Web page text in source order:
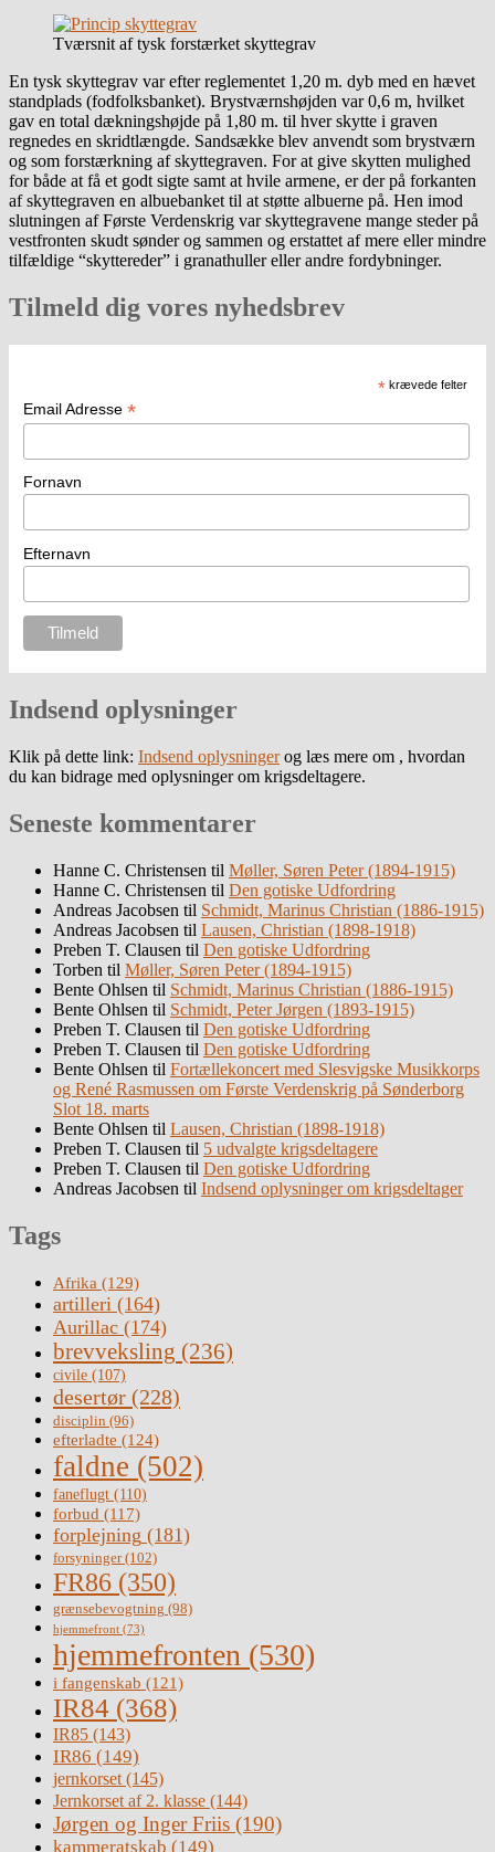
Tværsnit af tysk forstærket skyttegrav
En tysk skyttegrav var efter reglementet 1,20 m. dyb med en hævet
standplads (fodfolksbanket). Brystværnshøjden var 0,6 m, hvilket
gav en total dækningshøjde på 1,80 m. til hver skytte i graven
regnedes en skridtlængde. Sandsække blev anvendt som brystværn
og som forstærkning af skyttegraven. For at give skytten mulighed
for både at få et godt sigte samt at hvile armene, er der på forkanten
af skyttegraven en albuebanket til at støtte albuerne på. Hen imod
slutningen af Første Verdenskrig var skyttegravene mange steder på
vestfronten skudt sønder og sammen og erstattet af mere eller mindre
tilfældige “skyttereder” i granathuller eller andre fordybninger.
Tilmeld dig vores nyhedsbrev
* krævede felter
Email Adresse *
Fornavn
Efternavn
Indsend oplysninger
Klik på dette link: Indsend oplysningerog læs mere om , hvordan
du kan bidrage med oplysninger om krigsdeltagere.
Seneste kommentarer
Hanne C. Christensen til Møller, Søren Peter (1894-1915)
Hanne C. Christensen til Den gotiske Udfordring
Andreas Jacobsen til Schmidt, Marinus Christian (1886-1915)
Andreas Jacobsen til Lausen, Christian (1898-1918)
Preben T. Clausen til Den gotiske Udfordring
Torben til Møller, Søren Peter (1894-1915)
Bente Ohlsen til Schmidt, Marinus Christian (1886-1915)
Bente Ohlsen til Schmidt, Peter Jørgen (1893-1915)
Preben T. Clausen til Den gotiske Udfordring
Preben T. Clausen til Den gotiske Udfordring
Bente Ohlsen til Fortællekoncert med Slesvigske Musikkorps
og René Rasmussen om Første Verdenskrig på Sønderborg
Slot 18. marts
Bente Ohlsen til Lausen, Christian (1898-1918)
Preben T. Clausen til 5 udvalgte krigsdeltagere
Preben T. Clausen til Den gotiske Udfordring
Andreas Jacobsen til Indsend oplysninger om krigsdeltager
Tags
Afrika (129)
artilleri (164)
Aurillac (174)
brevveksling (236)
civile (107)
desertør (228)
disciplin (96)
efterladte (124)
faldne (502)
faneflugt (110)
forbud (117)
forplejning (181)
forsyninger(102)
FR86 (350)
grænsebevogtning (98)
hjemmefront (73)
hjemmefronten (530)
i fangenskab (121)
IR84 (368)
IR85 (143)
IR86 (149)
jernkorset (145)
Jernkorset af 2. klasse (144)
Jørgen og Inger Friis (190)
kammeratskab (149)